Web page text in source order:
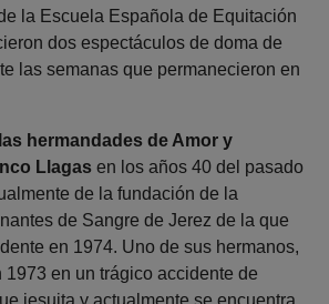
la Escuela Española de Equitación
dos espectáculos de doma de
las semanas que permanecieron en
hermandades de Amor y
Llagas en los años 40 del pasado
de la fundación de la
de Sangre de Jerez de la que
en 1974. Uno de sus hermanos,
1973 en un trágico accidente de
jesuita y actualmente se encuentra